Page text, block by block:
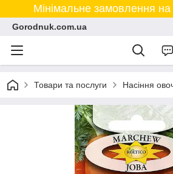
Мінімальне замовлення на
Gorodnuk.com.ua
Товари та послуги Насіння